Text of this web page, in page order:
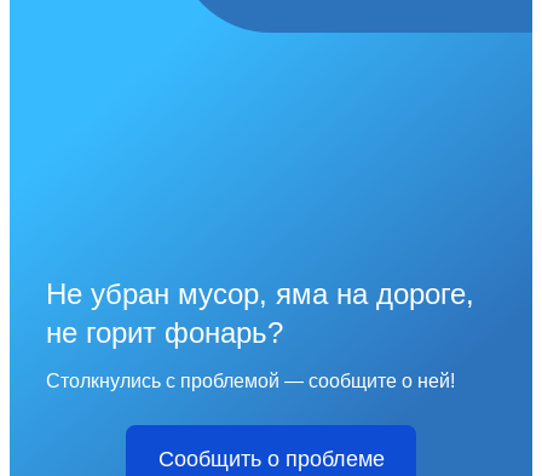
Не убран мусор, яма на дороге,
не горит фонарь?
Столкнулись с проблемой — сообщите о ней!
Сообщить о проблеме